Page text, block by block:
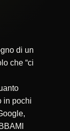
di un
che “ci
in pochi